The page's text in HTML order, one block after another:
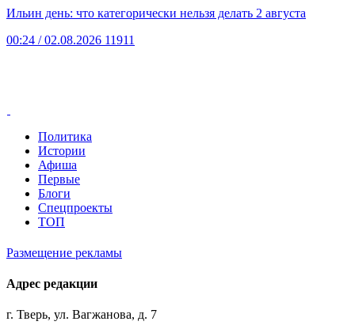
Ильин день: что категорически нельзя делать 2 августа
00:24 / 02.08.2026 11911
Политика
Истории
Афиша
Первые
Блоги
Спецпроекты
ТОП
Размещение рекламы
Адрес редакции
г. Тверь, ул. Вагжанова, д. 7